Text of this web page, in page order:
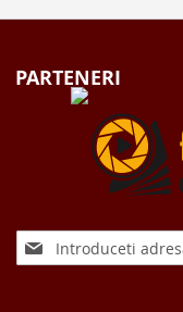
PARTENERI
Sign
Up